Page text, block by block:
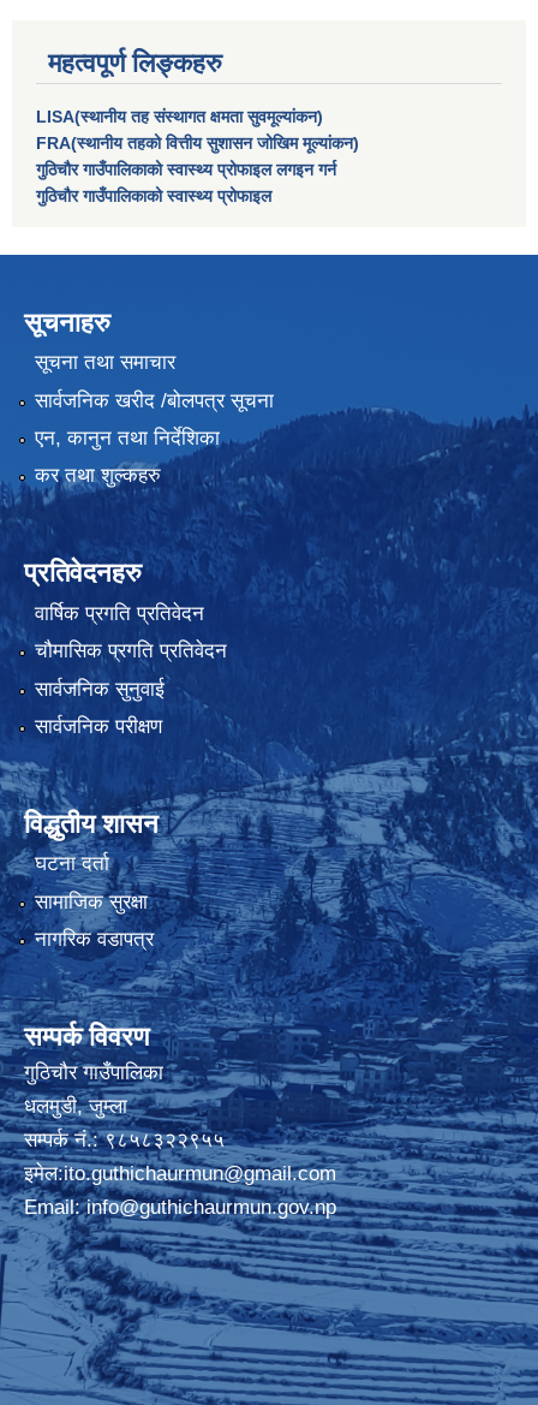
महत्वपूर्ण लिङ्कहरु
LISA(स्थानीय तह संस्थागत क्षमता सुवमूल्यांकन)
FRA(स्थानीय तहको वित्तीय सुशासन जोखिम मूल्यांकन)
गुठिचौर गाउँपालिकाको स्वास्थ्य प्रोफाइल लगइन गर्न
गुठिचौर गाउँपालिकाको स्वास्थ्य प्रोफाइल
सूचनाहरु
सूचना तथा समाचार
सार्वजनिक खरीद /बोलपत्र सूचना
एन, कानुन तथा निर्देशिका
कर तथा शुल्कहरु
प्रतिवेदनहरु
वार्षिक प्रगति प्रतिवेदन
चौमासिक प्रगति प्रतिवेदन
सार्वजनिक सुनुवाई
सार्वजनिक परीक्षण
विद्धुतीय शासन
घटना दर्ता
सामाजिक सुरक्षा
नागरिक वडापत्र
सम्पर्क विवरण
गुठिचौर गाउँपालिका
धलमुडी, जुम्ला
सम्पर्क नं.: ९८५८३२२९५५
इमेल:ito.guthichaurmun@gmail.com
Email:info@guthichaurmun.gov.np